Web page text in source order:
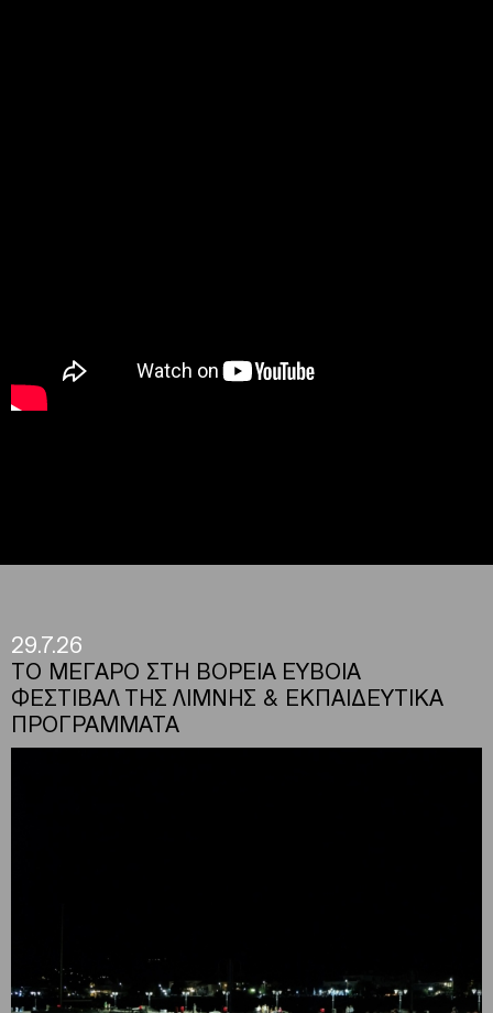
29.7.26
ΤΟ ΜΕΓΑΡΟ ΣΤΗ ΒΟΡΕΙΑ ΕΥΒΟΙΑ
ΦΕΣΤΙΒΑΛ ΤΗΣ ΛΙΜΝΗΣ & ΕΚΠΑΙΔΕΥΤΙΚΑ
ΠΡΟΓΡΑΜΜΑΤΑ